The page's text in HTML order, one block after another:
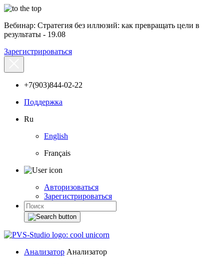
Вебинар: Стратегия без иллюзий: как превращать цели в
результаты - 19.08
Зарегистрироваться
+7(903)844-02-22
Поддержка
Ru
English
Français
Авторизоваться
Зарегистрироваться
Анализатор Анализатор